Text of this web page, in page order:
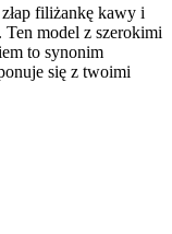
filiżankę kawy i
model z szerokimi
to synonim
się z twoimi